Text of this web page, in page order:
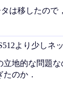
は移したので
より少しネ
地的な問題
のか．